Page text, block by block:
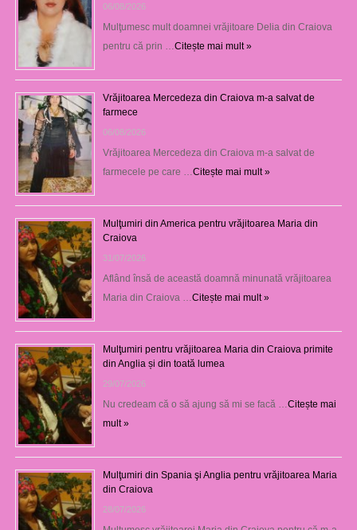
06/08/2026
Mulţumesc mult doamnei vrăjitoare Delia din Craiova
pentru că prin … Citește mai mult »
Vrăjitoarea Mercedeza din Craiova m-a salvat de
farmece
06/08/2026
Vrăjitoarea Mercedeza din Craiova m-a salvat de
farmecele pe care … Citește mai mult »
Mulţumiri din America pentru vrăjitoarea Maria din
Craiova
31/07/2026
Aflând însă de această doamnă minunată vrăjitoarea
Maria din Craiova … Citește mai mult »
Mulţumiri pentru vrăjitoarea Maria din Craiova primite
din Anglia și din toată lumea
29/07/2026
Nu credeam că o să ajung să mi se facă … Citește mai
mult »
Mulţumiri din Spania şi Anglia pentru vrăjitoarea Maria
din Craiova
28/07/2026